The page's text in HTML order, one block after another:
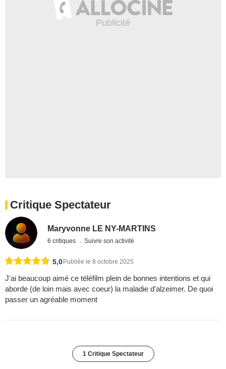
Critique Spectateur
Maryvonne LE NY-MARTINS
6 critiques Suivre son activité
5,0 Publiée le 8 octobre 2025
J'ai beaucoup aimé ce téléfilm plein de bonnes intentions et qui
aborde (de loin mais avec coeur) la maladie d'alzeimer. De quoi
passer un agréable moment
1 Critique Spectateur